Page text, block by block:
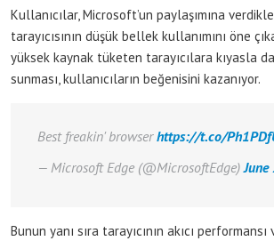
Kullanıcılar, Microsoft’un paylaşımına
tarayıcısının düşük bellek kullanımını öne
yüksek kaynak tüketen tarayıcılara kıyasla
sunması, kullanıcıların beğenisini kazanıyor.
Best freakin' browserhttps://t.co/
— Microsoft Edge (@MicrosoftEdge)
Bunun yanı sıra tarayıcının akıcı